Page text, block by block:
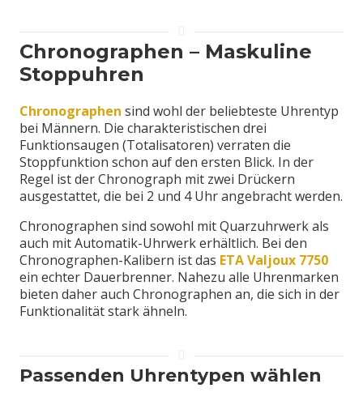
Chronographen – Maskuline
Stoppuhren
Chronographen sind wohl der beliebteste Uhrentyp
bei Männern. Die charakteristischen drei
Funktionsaugen (Totalisatoren) verraten die
Stoppfunktion schon auf den ersten Blick. In der
Regel ist der Chronograph mit zwei Drückern
ausgestattet, die bei 2 und 4 Uhr angebracht werden.
Chronographen sind sowohl mit Quarzuhrwerk als
auch mit Automatik-Uhrwerk erhältlich. Bei den
Chronographen-Kalibern ist das ETA Valjoux 7750
ein echter Dauerbrenner. Nahezu alle Uhrenmarken
bieten daher auch Chronographen an, die sich in der
Funktionalität stark ähneln.
Passenden Uhrentypen wählen